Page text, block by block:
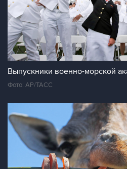
Выпускники военно-морской
Фото: AP/ТАСС